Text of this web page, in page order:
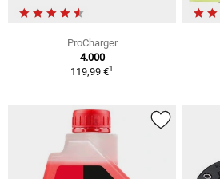
ProCharger
4.000
119,99 €1